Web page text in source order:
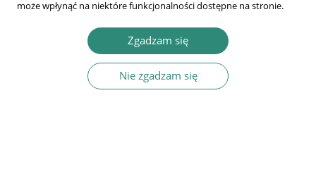
może wpłynąć na niektóre funkcjonalności dostępne na stronie.
Zgadzam się
Nie zgadzam się
Słowo kluczoweindywidualność
Pedagogiczne i etyczne znaczenie kryzysów w